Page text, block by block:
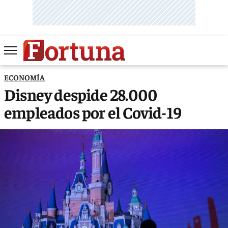
ECONOMÍA
Disney despide 28.000
empleados por el Covid-19